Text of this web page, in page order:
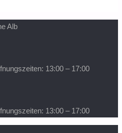
13:00 – 17:00
13:00 – 17:00